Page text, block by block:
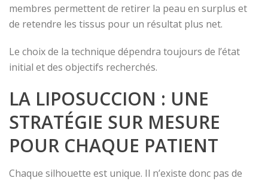
membres permettent de retirer la peau en surplus et
de retendre les tissus pour un résultat plus net.
Le choix de la technique dépendra toujours de l’état
initial et des objectifs recherchés.
LA LIPOSUCCION : UNE
STRATÉGIE SUR MESURE
POUR CHAQUE PATIENT
Chaque silhouette est unique. Il n’existe donc pas de